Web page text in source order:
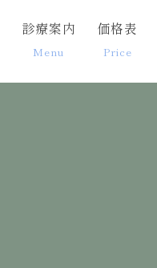
診療案内
Menu
価格表
Price